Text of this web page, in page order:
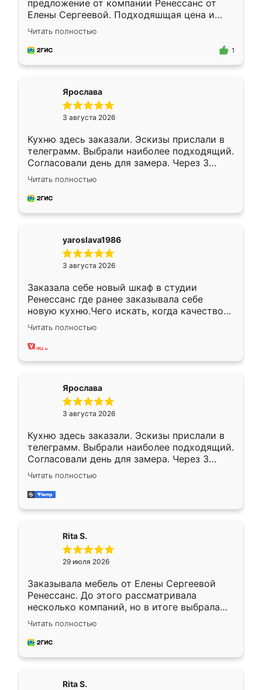
предложение от компании Ренессанс от
Елены Сергеевой. Подходяшщая цена и
короткие сроки изготовления. Приехавший
для замера сотрудник Владислав
предложил по моему эскизу самый
Читать полностью
1
Ярослава
3 августа 2026
Кухню здесь заказали. Эскизы прислали в
телеграмм. Выбрали наиболее подходящий.
Согласовали день для замера. Через 3
недели кухня была уже готова. Остались
довольны работой. Спасибо Ренессанс
мебель за качественную работу!
Читать полностью
yaroslava1986
3 августа 2026
Заказала себе новый шкаф в студии
Ренессанс где ранее заказывала себе
новую кухню.Чего искать, когда качеством
вполне довольна. Служит кухня уже почти
два года, нареканий нет.
Читать полностью
Ярослава
3 августа 2026
Кухню здесь заказали. Эскизы прислали в
телеграмм. Выбрали наиболее подходящий.
Согласовали день для замера. Через 3
недели кухня была уже готова. Остались
довольны работой. Спасибо Ренессанс
мебель за качественную работу!
Читать полностью
Rita S.
29 июля 2026
Заказывала мебель от Елены Сергеевой
Ренессанс. До этого рассматривала
несколько компаний, но в итоге выбрала
эту. Сначала обговорили условия, потом
приехал замерщик, всё спокойно объяснил
и снял размеры. Изготовили в срок, с
Читать полностью
Rita S.